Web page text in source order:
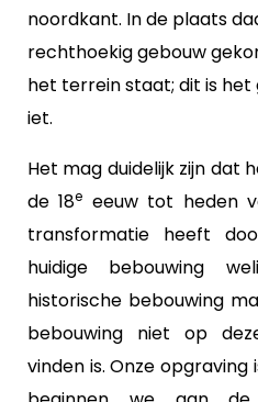
noordkant. In de plaats
rechthoekig gebouw
het terrein staat; dit is
iet.
Het mag duidelijk zijn dat
de 18e eeuw tot heden
transformatie heeft
huidige bebouwing
historische bebouwing
bebouwing niet op
vinden is. Onze